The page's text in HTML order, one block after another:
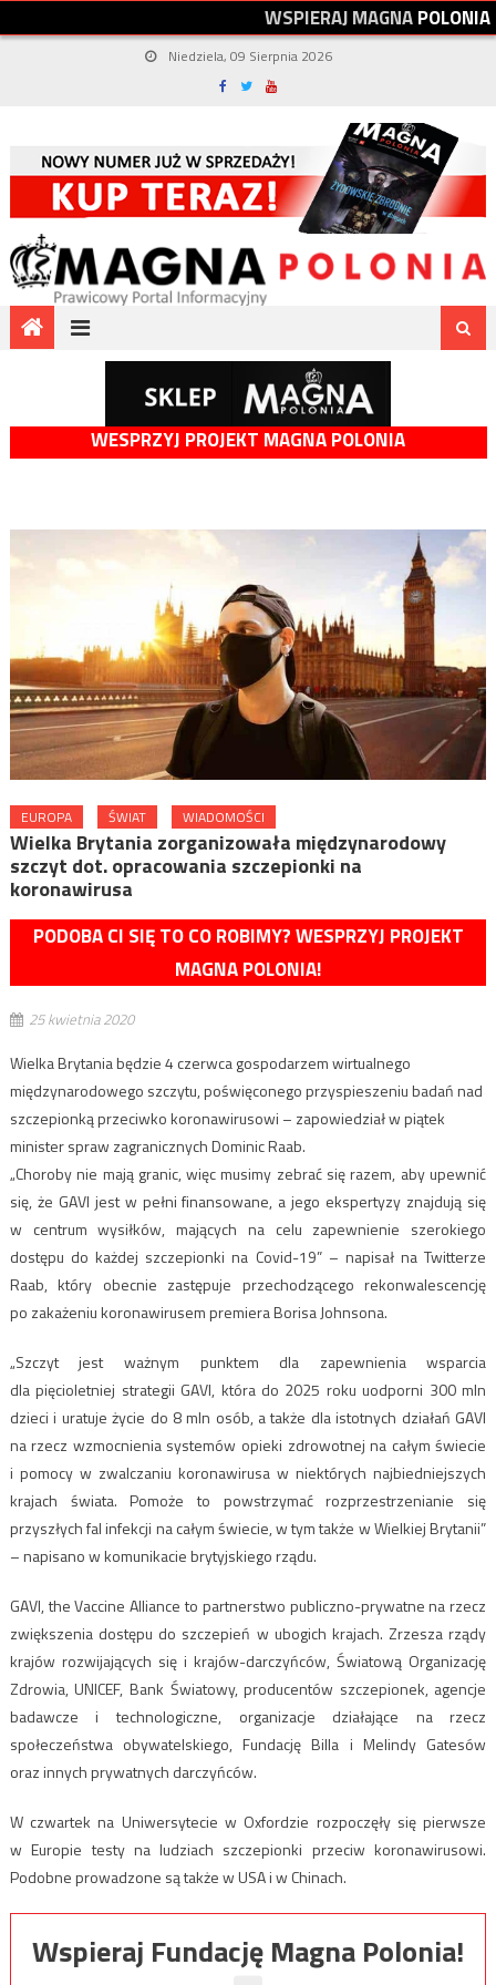
WSPIERAJMAGNAPOLONIA
Niedziela, 09 Sierpnia 2026
WESPRZYJ PROJEKT MAGNA POLONIA
EUROPA ŚWIAT WIADOMOŚCI
Wielka Brytania zorganizowała międzynarodowy
szczyt dot. opracowania szczepionki na
koronawirusa
PODOBA CI SIĘ TO CO ROBIMY? WESPRZYJ PROJEKT
MAGNA POLONIA!
25 kwietnia 2020
Wielka Brytania będzie 4 czerwca gospodarzem wirtualnego
międzynarodowego szczytu, poświęconego przyspieszeniu badań nad
szczepionką przeciwko koronawirusowi – zapowiedział w piątek
minister spraw zagranicznych Dominic Raab.
„Choroby nie mają granic, więc musimy zebrać się razem, aby upewnić
się, że GAVI jest w pełni finansowane, a jego ekspertyzy znajdują się
w centrum wysiłków, mających na celu zapewnienie szerokiego
dostępu do każdej szczepionki na Covid-19” – napisał na Twitterze
Raab, który obecnie zastępuje przechodzącego rekonwalescencję
po zakażeniu koronawirusem premiera Borisa Johnsona.
„Szczyt jest ważnym punktem dla zapewnienia wsparcia
dla pięcioletniej strategii GAVI, która do 2025 roku uodporni 300 mln
dzieci i uratuje życie do 8 mln osób, a także dla istotnych działań GAVI
na rzecz wzmocnienia systemów opieki zdrowotnej na całym świecie
i pomocy w zwalczaniu koronawirusa w niektórych najbiedniejszych
krajach świata. Pomoże to powstrzymać rozprzestrzenianie się
przyszłych fal infekcji na całym świecie, w tym także w Wielkiej Brytanii”
– napisano w komunikacie brytyjskiego rządu.
GAVI, the Vaccine Alliance to partnerstwo publiczno-prywatne na rzecz
zwiększenia dostępu do szczepień w ubogich krajach. Zrzesza rządy
krajów rozwijających się i krajów-darczyńców, Światową Organizację
Zdrowia, UNICEF, Bank Światowy, producentów szczepionek, agencje
badawcze i technologiczne, organizacje działające na rzecz
społeczeństwa obywatelskiego, Fundację Billa i Melindy Gatesów
oraz innych prywatnych darczyńców.
W czwartek na Uniwersytecie w Oxfordzie rozpoczęły się pierwsze
w Europie testy na ludziach szczepionki przeciw koronawirusowi.
Podobne prowadzone są także w USA i w Chinach.
Wspieraj Fundację Magna Polonia!